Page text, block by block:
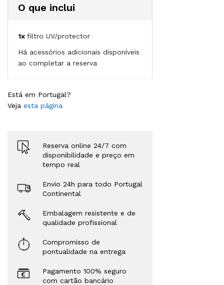
Reserva online 24/7 com
disponibilidade e preço em
tempo real
Envio 24h para todo Portugal
Continental
Embalagem resistente e de
qualidade profissional
Compromisso de
pontualidade na entrega
Pagamento 100% seguro
com cartão bancário
Está em Portugal?
Veja esta página
O que inclui
1x filtro UV/protector
Há acessórios adicionais disponíveis
ao completar a reserva